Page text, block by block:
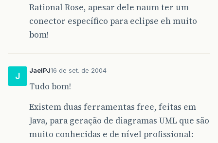
Rational Rose, apesar dele naum ter um
conector específico para eclipse eh muito
bom!
J
JaelPJ16 de set. de 2004
Tudo bom!
Existem duas ferramentas free, feitas em
Java, para geração de diagramas UML que são
muito conhecidas e de nível profissional: